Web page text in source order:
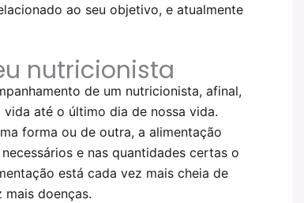
ao seu objetivo, e atualmente
nutricionista
de um nutricionista, afinal,
até o último dia de nossa vida.
forma ou de outra, a alimentação
e nas quantidades certas o
está cada vez mais cheia de
doenças.